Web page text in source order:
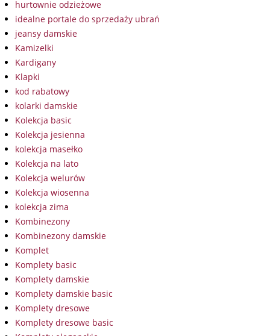
hurtownie odzieżowe
idealne portale do sprzedaży ubrań
jeansy damskie
Kamizelki
Kardigany
Klapki
kod rabatowy
kolarki damskie
Kolekcja basic
Kolekcja jesienna
kolekcja masełko
Kolekcja na lato
Kolekcja welurów
Kolekcja wiosenna
kolekcja zima
Kombinezony
Kombinezony damskie
Komplet
Komplety basic
Komplety damskie
Komplety damskie basic
Komplety dresowe
Komplety dresowe basic